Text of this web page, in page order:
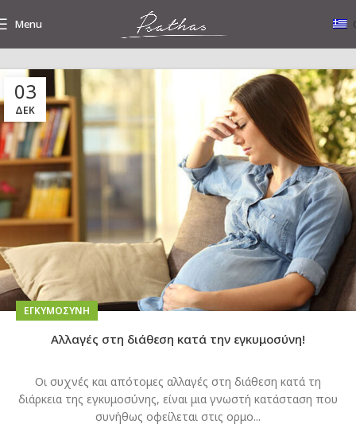
Menu
Tag Archives: ορμόνες
03
ΔΕΚ
EΓΚΥΜΟΣΎΝΗ
Αλλαγές στη διάθεση κατά την εγκυμοσύνη!
Οι συχνές και απότομες αλλαγές στη διάθεση κατά τη
διάρκεια της εγκυμοσύνης, είναι μια γνωστή κατάσταση που
συνήθως οφείλεται στις ορμο...